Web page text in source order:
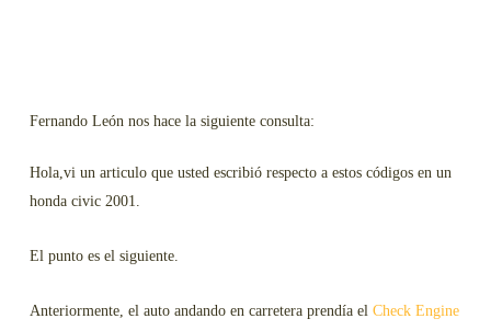
Fernando León nos hace la siguiente consulta:
Hola,vi un articulo que usted escribió respecto a estos códigos en un
honda civic 2001.
El punto es el siguiente.
Anteriormente, el auto andando en carretera prendía el Check Engine